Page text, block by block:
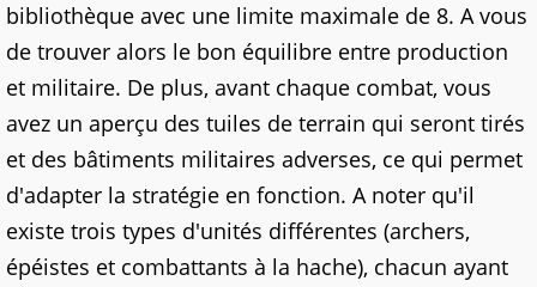
bibliothèque avec une limite maximale de 8. A vous
de trouver alors le bon équilibre entre production
et militaire. De plus, avant chaque combat, vous
avez un aperçu des tuiles de terrain qui seront tirés
et des bâtiments militaires adverses, ce qui permet
d'adapter la stratégie en fonction. A noter qu'il
existe trois types d'unités différentes (archers,
épéistes et combattants à la hache), chacun ayant